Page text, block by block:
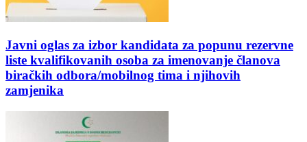
Javni oglas za izbor kandidata za popunu rezervne
liste kvalifikovanih osoba za imenovanje članova
biračkih odbora/mobilnog tima i njihovih
zamjenika